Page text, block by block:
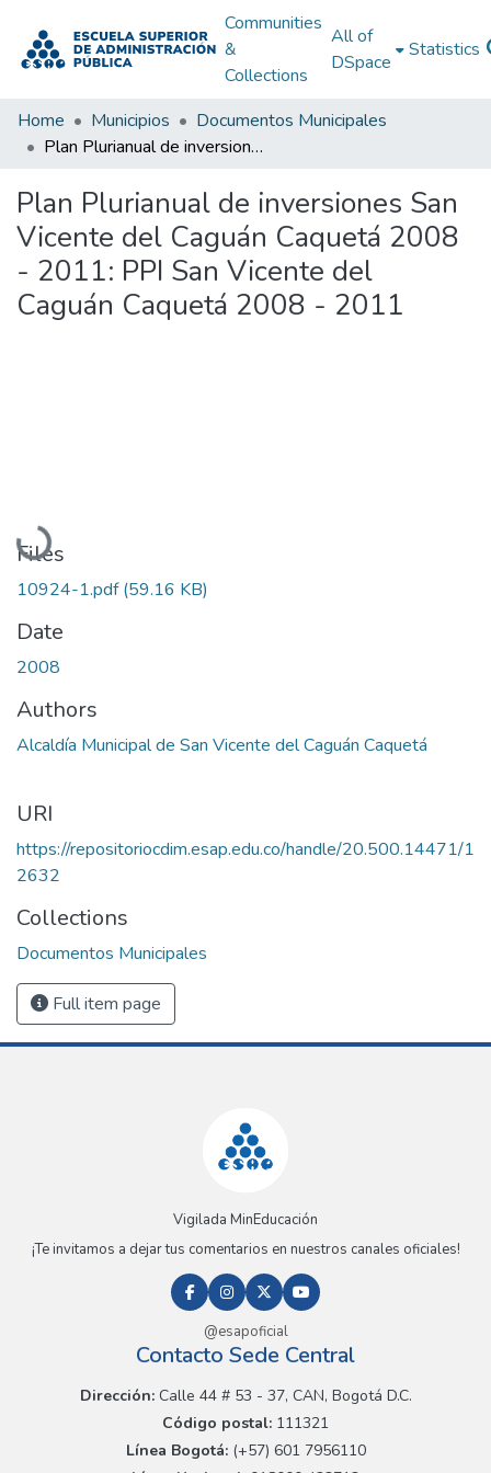
Communities
&
Collections
All of
DSpace
Statistics
Home Municipios
Documentos Municipales
Plan Plurianual de inversiones San Vicente del Caguán Caquetá 2008 - 2011: PPI San Vicente del Caguán Caquetá 2008 - 2011
Plan Plurianual de inversiones San
Vicente del Caguán Caquetá 2008
- 2011: PPI San Vicente del
Caguán Caquetá 2008 - 2011
Loading...
Files
10924-1.pdf(59.16 KB)
Date
2008
Authors
Alcaldía Municipal de San Vicente del Caguán Caquetá
URI
https://repositoriocdim.esap.edu.co/handle/20.500.14471/1
2632
Collections
Documentos Municipales
Full item page
Vigilada MinEducación
¡Te invitamos a dejar tus comentarios en nuestros canales oficiales!
@esapoficial
Contacto Sede Central
Dirección:Calle 44 # 53 - 37, CAN, Bogotá D.C.
Código postal: 111321
Línea Bogotá:(+57) 601 7956110